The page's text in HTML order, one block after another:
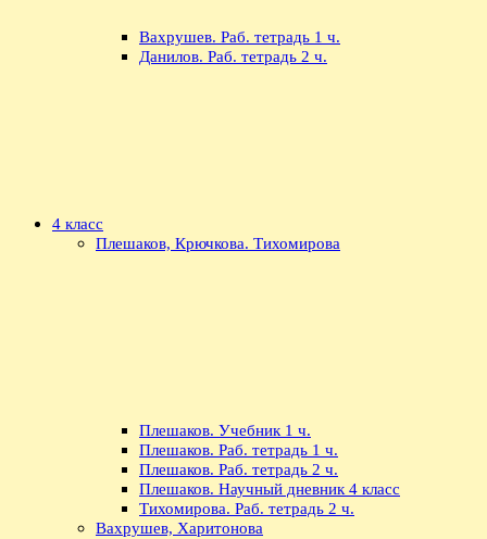
Вахрушев. Раб. тетрадь 1 ч.
Данилов. Раб. тетрадь 2 ч.
4 класс
Плешаков, Крючкова. Тихомирова
Плешаков. Учебник 1 ч.
Плешаков. Раб. тетрадь 1 ч.
Плешаков. Раб. тетрадь 2 ч.
Плешаков. Научный дневник 4 класс
Тихомирова. Раб. тетрадь 2 ч.
Вахрушев, Харитонова